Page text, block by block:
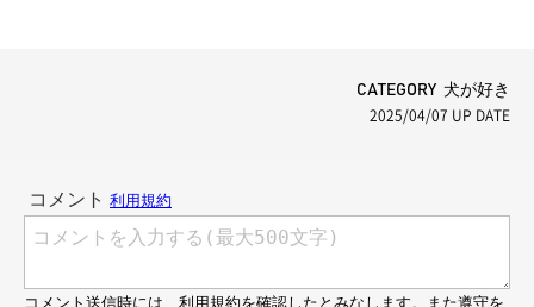
CATEGORY 犬が好き
2025/04/07 UP DATE